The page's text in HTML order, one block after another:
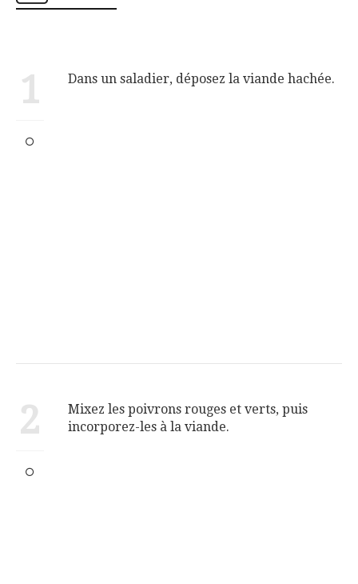
1 Dans un saladier, déposez la viande hachée.
2
Mixez les poivrons rouges et verts, puis
incorporez-les à la viande.